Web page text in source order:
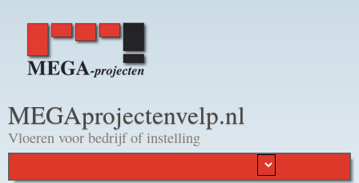
MEGAprojectenvelp.nl
Vloeren voor bedrijf of instelling